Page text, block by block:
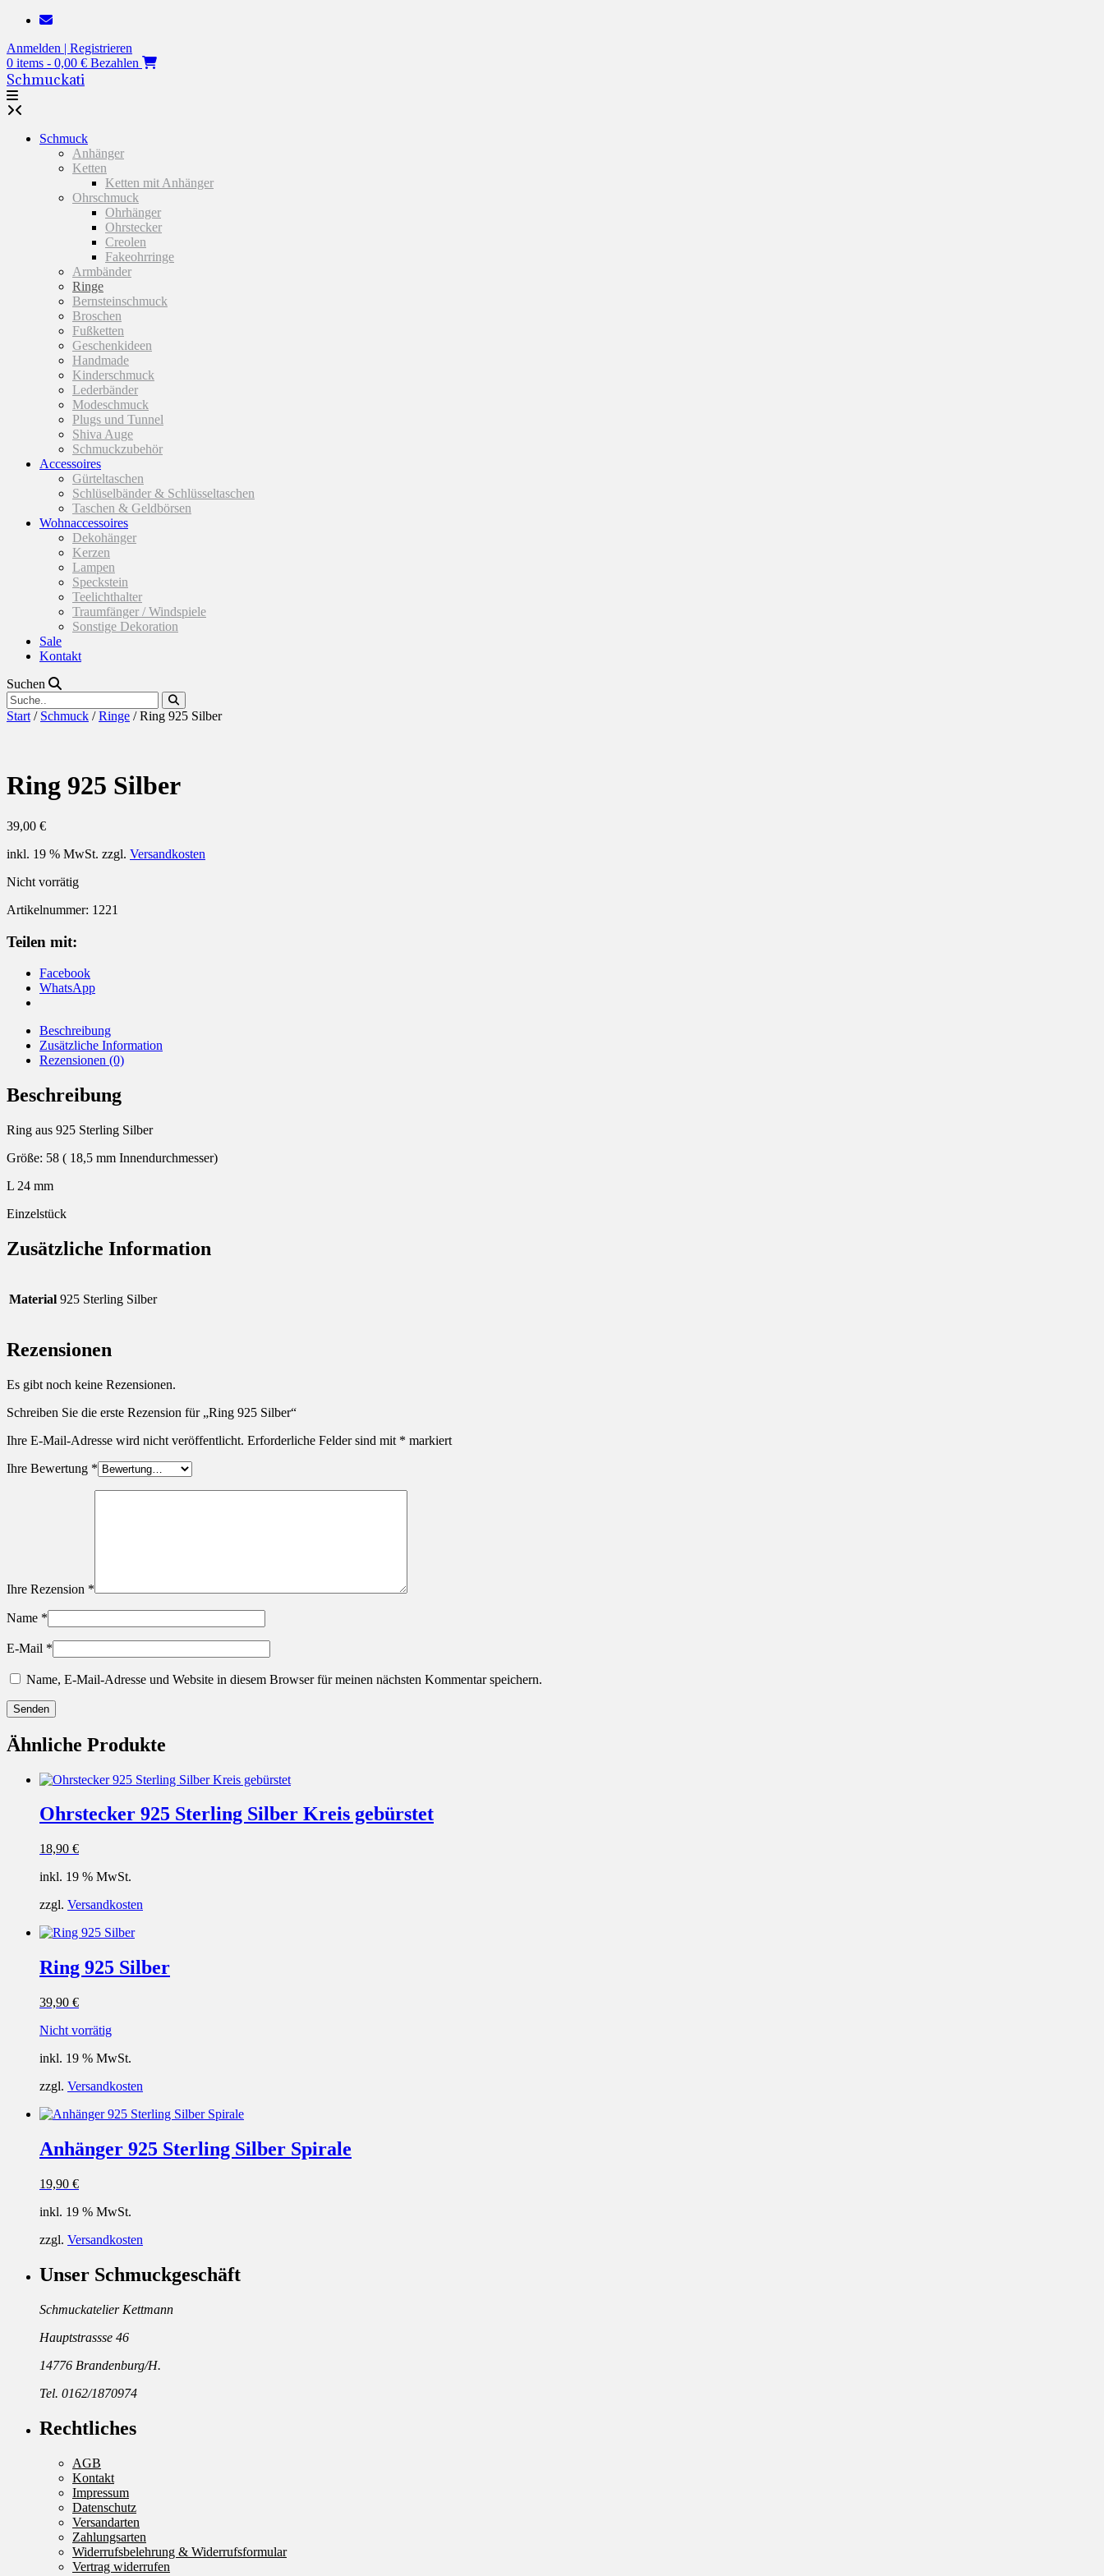
Zum
springen
Anmelden | Registrieren
0 items - 0,00 € Bezahlen
Schmuckati
Schmuck
Anhänger
Ketten
Ketten mit Anhänger
Ohrschmuck
Ohrhänger
Ohrstecker
Creolen
Fakeohrringe
Armbänder
Ringe
Bernsteinschmuck
Broschen
Fußketten
Geschenkideen
Handmade
Kinderschmuck
Lederbänder
Modeschmuck
Plugs und Tunnel
Shiva Auge
Schmuckzubehör
Accessoires
Gürteltaschen
Schlüselbänder & Schlüsseltaschen
Taschen & Geldbörsen
Wohnaccessoires
Dekohänger
Kerzen
Lampen
Speckstein
Teelichthalter
Traumfänger / Windspiele
Sonstige Dekoration
Sale
Kontakt
Suchen
Start / Schmuck /Ringe / Ring 925 Silber
Ring 925 Silber
39,00 €
inkl. 19 % MwSt. zzgl. Versandkosten
Nicht vorrätig
Artikelnummer: 1221
Teilen mit:
Facebook
WhatsApp
Beschreibung
Zusätzliche Information
Rezensionen (0)
Beschreibung
Ring aus 925 Sterling Silber
Größe: 58 ( 18,5 mm Innendurchmesser)
L 24 mm
Einzelstück
Zusätzliche Information
Material 925 Sterling Silber
Rezensionen
Es gibt noch keine Rezensionen.
Schreiben Sie die erste Rezension für „Ring 925 Silber“
Ihre E-Mail-Adresse wird nicht veröffentlicht. Erforderliche Felder sind mit * markiert
Ihre Bewertung *
Ihre Rezension *
Name *
E-Mail *
Name, E-Mail-Adresse und Website in diesem Browser für meinen nächsten Kommentar speichern.
Ähnliche Produkte
Ohrstecker 925 Sterling Silber Kreis gebürstet
18,90 €
inkl. 19 % MwSt.
zzgl. Versandkosten
Ring 925 Silber
39,90 €
Nicht vorrätig
inkl. 19 % MwSt.
zzgl. Versandkosten
Anhänger 925 Sterling Silber Spirale
19,90 €
inkl. 19 % MwSt.
zzgl. Versandkosten
Unser Schmuckgeschäft
Schmuckatelier Kettmann
Hauptstrassse 46
14776 Brandenburg/H.
Tel. 0162/1870974
Rechtliches
AGB
Kontakt
Impressum
Datenschutz
Versandarten
Zahlungsarten
Widerrufsbelehrung & Widerrufsformular
Vertrag widerrufen